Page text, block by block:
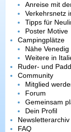
Anreise mit
Verkehrsnetz
Tipps für
Poster Motive
Campingplätze
Nähe Venedig
Weitere in
Ruder- und
Community
Mitglied
Forum
Gemeinsam
Dein Profil
Newsletterarchiv
FAQ